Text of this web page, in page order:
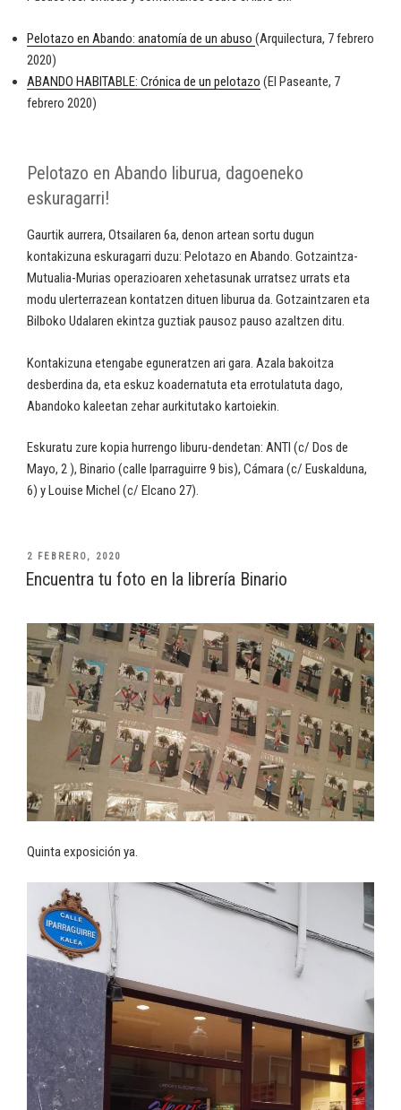
Pelotazo en Abando: anatomía de un abuso (Arquilectura, 7 febrero
2020)
ABANDO HABITABLE: Crónica de un pelotazo (El Paseante, 7
febrero 2020)
Pelotazo en Abando liburua, dagoeneko
eskuragarri!
Gaurtik aurrera, Otsailaren 6a, denon artean sortu dugun
kontakizuna eskuragarri duzu: Pelotazo en Abando. Gotzaintza-
Mutualia-Murias operazioaren xehetasunak urratsez urrats eta
modu ulerterrazean kontatzen dituen liburua da. Gotzaintzaren eta
Bilboko Udalaren ekintza guztiak pausoz pauso azaltzen ditu.
Kontakizuna etengabe eguneratzen ari gara. Azala bakoitza
desberdina da, eta eskuz koadernatuta eta errotulatuta dago,
Abandoko kaleetan zehar aurkitutako kartoiekin.
Eskuratu zure kopia hurrengo liburu-dendetan: ANTI (c/ Dos de
Mayo, 2 ), Binario (calle Iparraguirre 9 bis), Cámara (c/ Euskalduna,
6) y Louise Michel (c/ Elcano 27).
PUBLICADO
EL
2 FEBRERO, 2020
Encuentra tu foto en la librería Binario
Quinta exposición ya.